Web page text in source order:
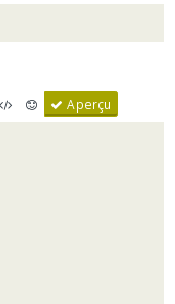
Aperçu